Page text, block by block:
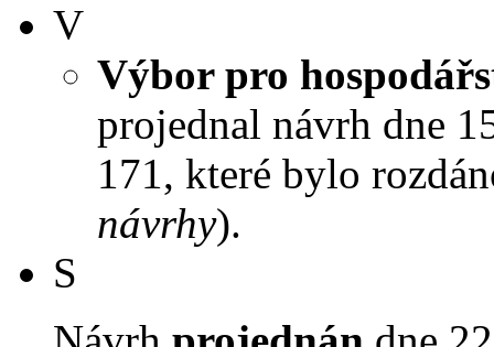
V
Výbor pro
projednal návrh dne
171, které bylo
návrhy).
S